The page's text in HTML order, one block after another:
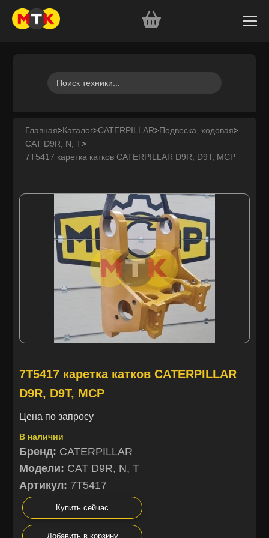
Главная>Каталог>CATERPILLAR>Подвеска, ходовая>
CAT D9R, N, T>
7T5417 каретка катков CATERPILLAR D9R, D9T, MCP
7T5417 каретка катков CATERPILLAR
D9R, D9T, MCP
Цена по запросу
В наличии
Бренд: CATERPILLAR
Модели: CAT D9R, N, T
Артикул: 7T5417
Купить сейчас
Добавить в корзину